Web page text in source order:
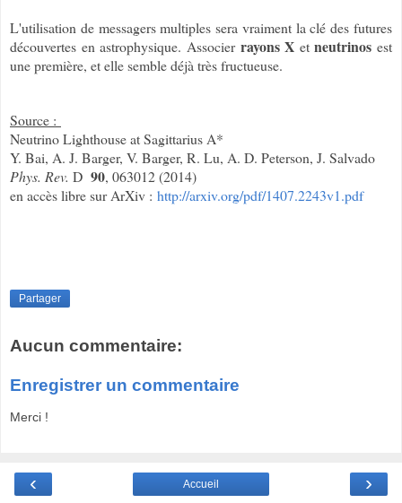
L'utilisation de messagers multiples sera vraiment la clé des futures
découvertes en astrophysique. Associer rayons X etneutrinos est
une première, et elle semble déjà très fructueuse.
Source :
Neutrino Lighthouse at Sagittarius A*
Y. Bai, A. J. Barger, V. Barger, R. Lu, A. D. Peterson, J. Salvado
Phys. Rev. D 90, 063012 (2014)
en accès libre sur ArXiv : http://arxiv.org/pdf/1407.2243v1.pdf
Partager
Aucun commentaire:
Enregistrer un commentaire
Merci !
‹ ›
Accueil